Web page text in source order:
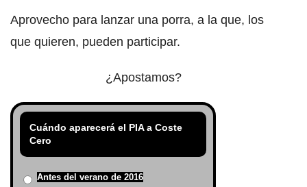
Aprovecho para lanzar una porra, a la que, los
que quieren, pueden participar.
¿Apostamos?
Cuándo aparecerá el PIA a Coste
Cero
Antes del verano de 2016